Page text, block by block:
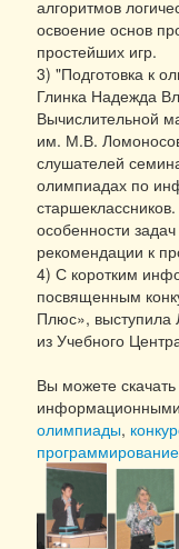
алгоритмов
освоение основ
простейших игр.
3) "Подготовка к
Глинка Надежда
Вычислительной
им. М.В.
слушателей
олимпиадах по
особенности
рекомендации к
4) С коротким
посвященным
Плюс», выступила
из Учебного
Вы можете
олимпиады,
программирование